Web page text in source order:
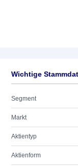
Wichtige
Segment
Markt
Aktientyp
Aktienform